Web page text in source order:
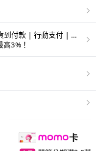
付款 | 行動支付 | 超
3%！